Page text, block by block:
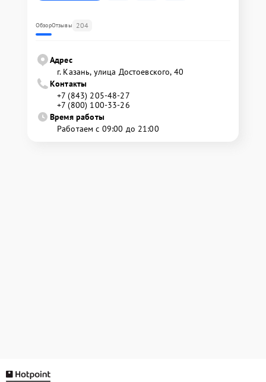
ОбзорОтзывы 204
Адрес
г. Казань, улица Достоевского, 40
Контакты
+7 (843) 205-48-27
+7 (800) 100-33-26
Время работы
Работаем с 09:00 до 21:00